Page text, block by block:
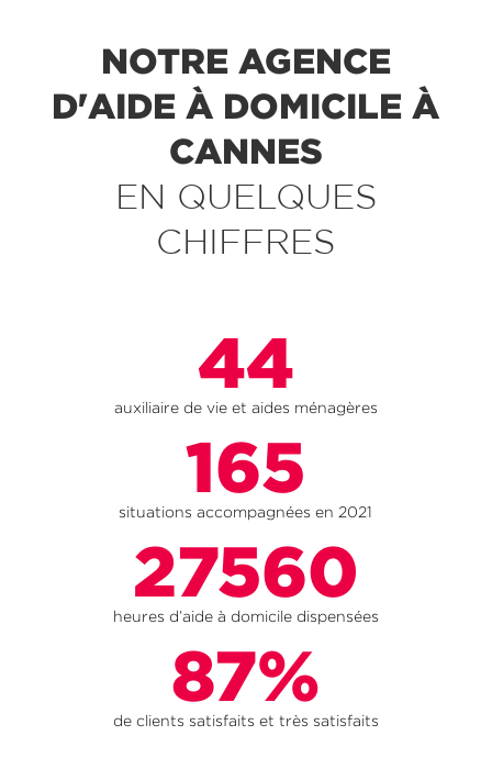
NOTRE AGENCE
D'AIDE À DOMICILE À
CANNES
EN QUELQUES
CHIFFRES
44
auxiliaire de vie et aides ménagères
165
situations accompagnées en 2021
27560
heures d’aide à domicile dispensées
87%
de clients satisfaits et très satisfaits